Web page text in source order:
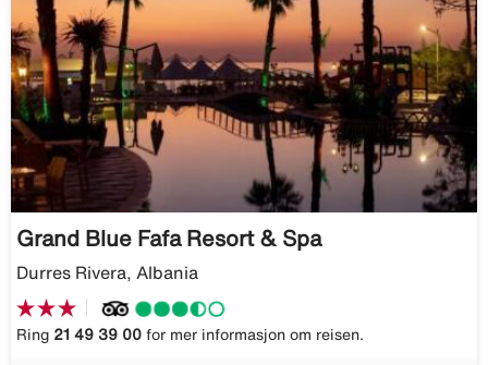
Grand Blue Fafa Resort & Spa
Durres Rivera, Albania
Ring 21 49 39 00 for mer informasjon om reisen.